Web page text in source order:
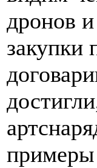
дронов
закупки
примеры